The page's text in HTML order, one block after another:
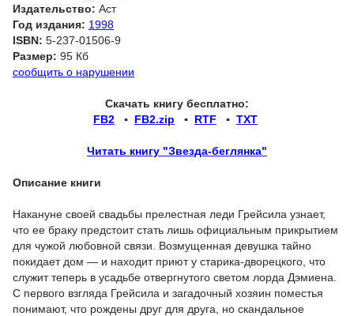
Издательство: Аст
Год издания: 1998
ISBN: 5-237-01506-9
Размер: 95 Кб
сообщить о нарушении
Скачать книгу бесплатно:
FB2 ▪ FB2.zip ▪ RTF ▪ TXT
Читать книгу "Звезда-беглянка"
Описание книги
Накануне своей свадьбы прелестная леди Грейсила узнает,
что ее браку предстоит стать лишь официальным прикрытием
для чужой любовной связи. Возмущенная девушка тайно
покидает дом — и находит приют у старика-дворецкого, что
служит теперь в усадьбе отвергнутого светом лорда Дэмиена.
С первого взгляда Грейсила и загадочный хозяин поместья
понимают, что рождены друг для друга, но скандальное